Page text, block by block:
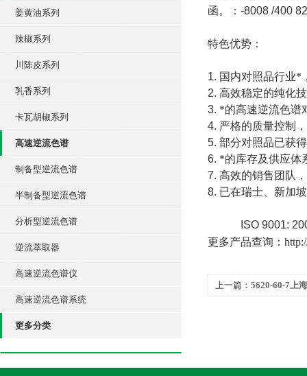
姜黄油系列
辣椒系列
川陈皮系列
乳香系列
卡瓦胡椒系列
高速逆流色谱
制备型逆流色谱
半制备型逆流色谱
分析型逆流色谱
逆流萃取器
高速逆流色谱仪
高速逆流色谱系统
更多分类
函。： -8008 /400
特色优势：
1. 国内对照品行业*
2. 高效稳定的纯化
3. *的高速逆流色谱
4. 严格的质量控制
5. 部分对照品已获
6. *的库存及供应体
7. 高效的销售团队，
8. 已在瑞士、新加
ISO 9001:
更多产品查询：
上一篇： 5620-60-7上